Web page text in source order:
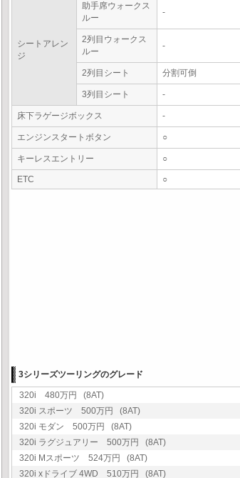
シートアレン
ジ
助手席ウォークス
ルー
-
2列目ウォークス
ルー
-
2列目シート 分割可倒
3列目シート -
床下ラゲージボックス -
エンジンスタートボタン ○
キーレスエントリー ○
ETC ○
3シリーズツーリングのグレード
320i 480万円 (8AT)
320i スポーツ 500万円 (8AT)
320i モダン 500万円 (8AT)
320i ラグジュアリー 500万円 (8AT)
320i Mスポーツ 524万円 (8AT)
320i xドライブ 4WD 510万円 (8AT)